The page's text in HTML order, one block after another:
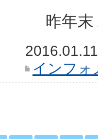
昨年末
2016.01.11
インフォ